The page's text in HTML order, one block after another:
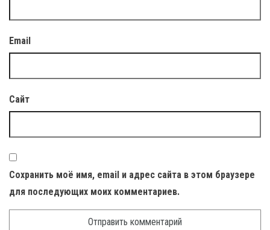
Email
Сайт
Сохранить моё имя, email и адрес сайта в этом браузере
для последующих моих комментариев.